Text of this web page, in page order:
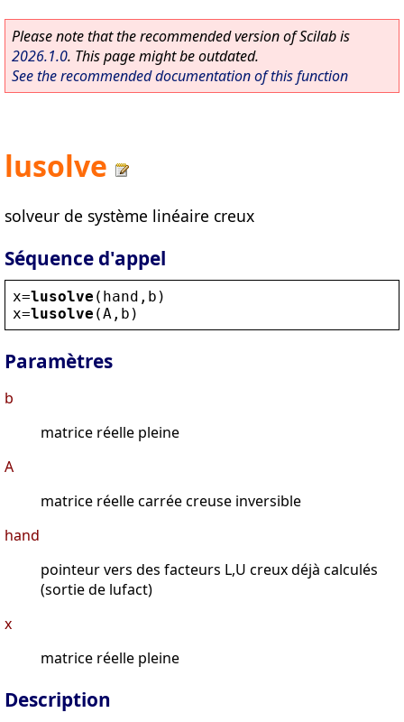
Please note that the recommended version of Scilab is
2026.1.0. This page might be outdated.
See the recommended documentation of this function
lusolve
solveur de système linéaire creux
Séquence d'appel
x=lusolve ( hand , b )
x=lusolve (A , b )
Paramètres
b
matrice réelle pleine
A
matrice réelle carrée creuse inversible
hand
pointeur vers des facteurs L,U creux déjà calculés
(sortie de lufact)
x
matrice réelle pleine
Description